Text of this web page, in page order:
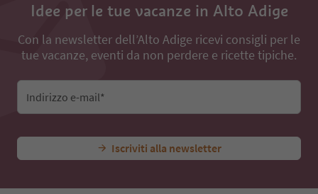
Idee per le tue vacanze in Alto Adige
Con la newsletter dell’Alto Adige ricevi consigli per le
tue vacanze, eventi da non perdere e ricette tipiche.
Indirizzo e-mail*
Iscriviti alla newsletter